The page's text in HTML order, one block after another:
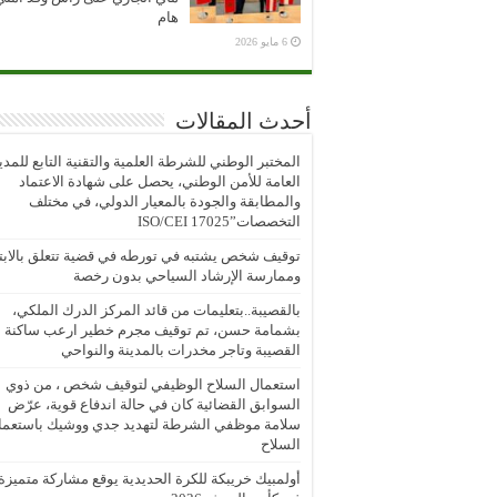
هام
6 مايو 2026
أحدث المقالات
المختبر الوطني للشرطة العلمية والتقنية التابع
العامة للأمن الوطني، يحصل على شهادة الاعتماد
والمطابقة والجودة بالمعيار الدولي، في مختلف
التخصصات”ISO/CEI 17025
توقيف شخص يشتبه في تورطه في قضية تتعلق
وممارسة الإرشاد السياحي بدون رخصة
بالقصيبة..بتعليمات من قائد المركز الدرك الملكي،
بشمامة حسن، تم توقيف مجرم خطير ارعب ساكنة
القصيبة وتاجر مخدرات بالمدينة والنواحي
استعمال السلاح الوظيفي لتوقيف شخص ، من ذوي
السوابق القضائية كان في حالة اندفاع قوية، عرّض
سلامة موظفي الشرطة لتهديد جدي ووشيك
السلاح
أولمبيك خريبكة للكرة الحديدية يوقع مشاركة متميزة